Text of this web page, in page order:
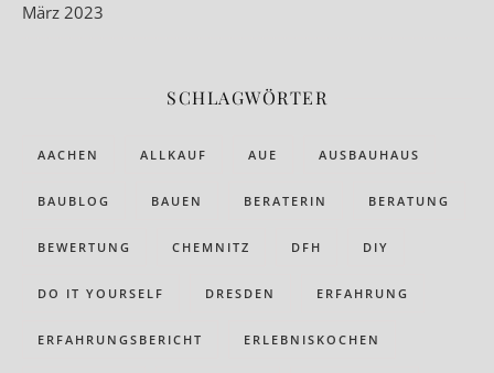
März 2023
SCHLAGWÖRTER
AACHEN ALLKAUF AUE AUSBAUHAUS
BAUBLOG BAUEN BERATERIN BERATUNG
BEWERTUNG CHEMNITZ DFH DIY
DO IT YOURSELF DRESDEN ERFAHRUNG
ERFAHRUNGSBERICHT ERLEBNISKOCHEN